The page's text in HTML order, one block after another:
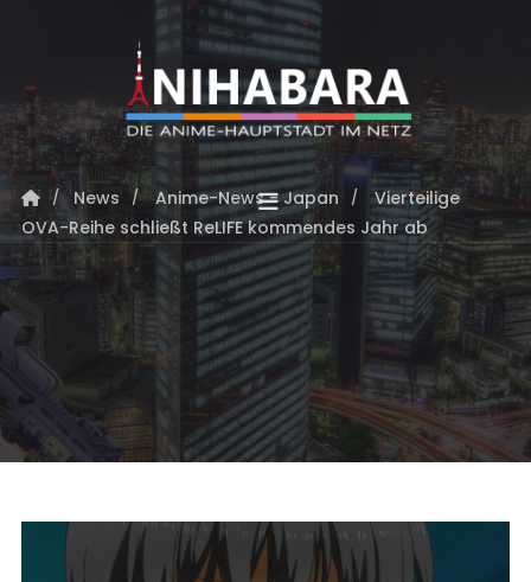
News Anime-News - Japan
Vierteilige
OVA-Reihe schließt ReLIFE kommendes Jahr ab